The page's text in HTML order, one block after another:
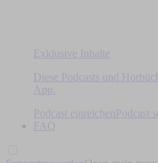
Exklusive Inhalte
Diese Podcasts und
App.
Podcast einreichen
Podcast
FAQ